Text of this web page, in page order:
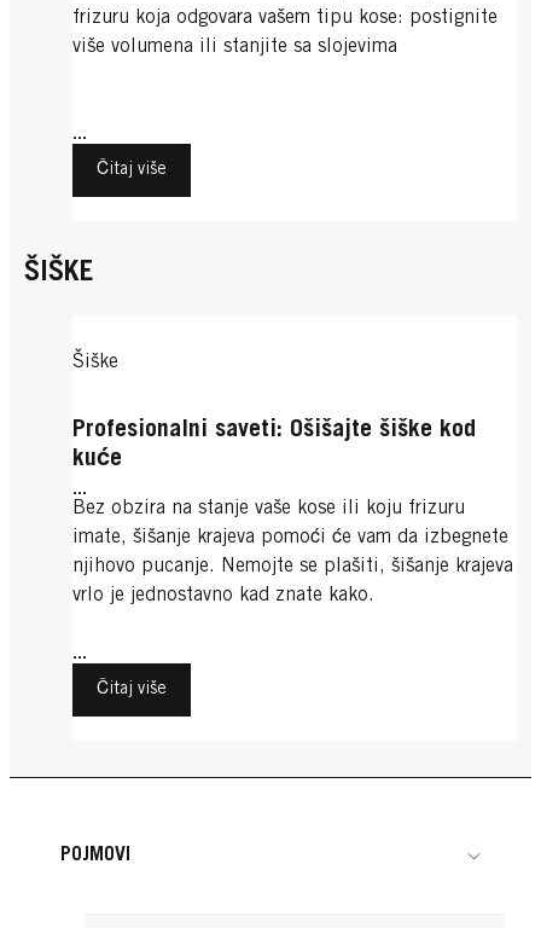
frizuru koja odgovara vašem tipu kose: postignite
više volumena ili stanjite sa slojevima
...
Čitaj više
ŠIŠKE
Šiške
Profesionalni saveti: Ošišajte šiške kod
kuće
...
Bez obzira na stanje vaše kose ili koju frizuru
imate, šišanje krajeva pomoći će vam da izbegnete
njihovo pucanje. Nemojte se plašiti, šišanje krajeva
vrlo je jednostavno kad znate kako.
...
Čitaj više
POJMOVI